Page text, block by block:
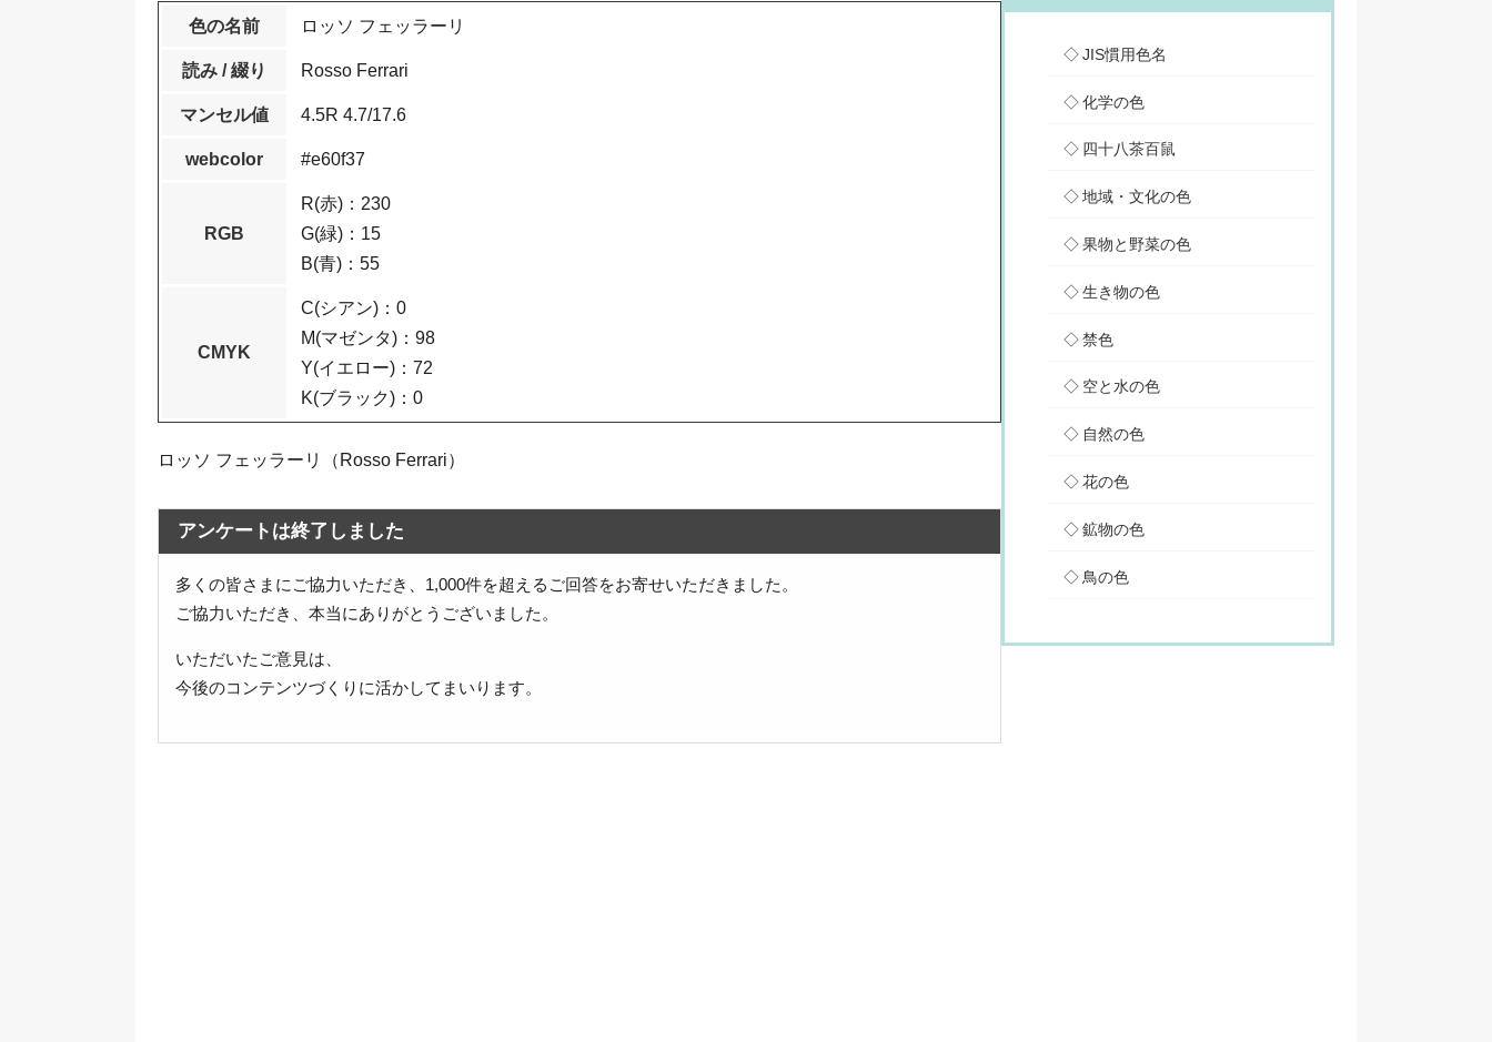
色の名前 ロッソ フェッラーリ
読み / 綴り Rosso Ferrari
マンセル値 4.5R 4.7/17.6
webcolor #e60f37
RGB
R(赤)：230
G(緑)：15
B(青)：55
CMYK
C(シアン)：0
M(マゼンタ)：98
Y(イエロー)：72
K(ブラック)：0
ロッソ フェッラーリ（Rosso Ferrari）
アンケートは終了しました
多くの皆さまにご協力いただき、1,000件を超えるご回答をお寄せいただきました。
ご協力いただき、本当にありがとうございました。
いただいたご意見は、
今後のコンテンツづくりに活かしてまいります。
JIS慣用色名
化学の色
四十八茶百鼠
地域・文化の色
果物と野菜の色
生き物の色
禁色
空と水の色
自然の色
花の色
鉱物の色
鳥の色